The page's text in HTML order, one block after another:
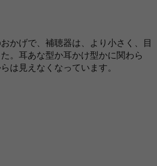
かげで、補聴器は、より小さく、目
。耳あな型か耳かけ型かに関わら
は見えなくなっています。